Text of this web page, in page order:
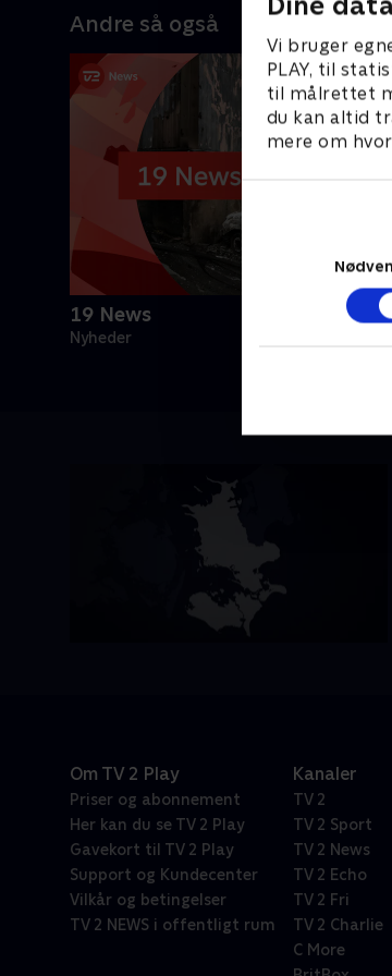
Vi bruger
PLAY, til
til målrettet
du kan altid
mere om
Andre så også
19 News
Nyheder
Om TV 2 Play
Priser og abonnement
Her kan du se TV 2 Play
Gavekort til TV 2 Play
Support og Kundecenter
Vilkår og betingelser
TV 2 NEWS i offentligt rum
Kanaler
TV 2
TV 2 Sport
TV 2 News
TV 2 Echo
TV 2 Fri
TV 2 Charlie
C More